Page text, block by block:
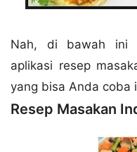
Nah, di bawah ini
aplikasi resep
yang bisa Anda coba
Resep Masakan